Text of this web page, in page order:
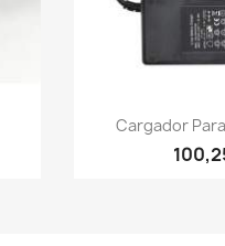
Vista
Cargador